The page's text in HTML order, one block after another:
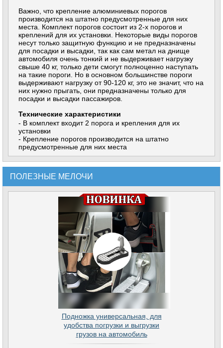
Важно, что крепление алюминиевых порогов
производится на штатно предусмотренные для них
места. Комплект порогов состоит из 2-х порогов и
креплений для их установки. Некоторые виды порогов
несут только защитную функцию и не предназначены
для посадки и высадки, так как сам метал на днище
автомобиля очень тонкий и не выдерживает нагрузку
свыше 40 кг, только дети смогут полноценно наступать
на такие пороги. Но в основном большинстве пороги
выдерживают нагрузку от 90-120 кг, это не значит, что на
них нужно прыгать, они предназначены только для
посадки и высадки пассажиров.
Технические характеристики
- В комплект входит 2 порога и крепления для их
установки
- Крепление порогов производится на штатно
предусмотренные для них места
ПОЛЕЗНЫЕ МЕЛОЧИ
Подножка универсальная, для
удобства погрузки и выгрузки
грузов на автомобиль